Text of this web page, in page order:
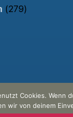
(279)
Cookies. Wenn
wir von deinem